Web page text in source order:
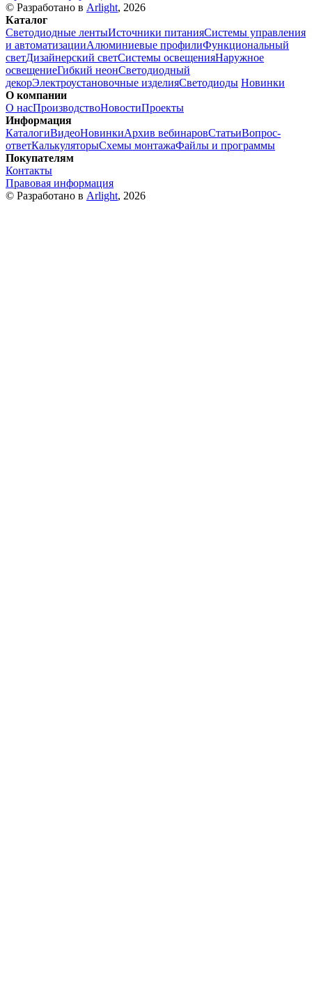
© Разработано в Arlight, 2026
Каталог
Светодиодные лентыИсточники питанияСистемы управления
и автоматизацииАлюминиевые профилиФункциональный
светДизайнерский светСистемы освещенияНаружное
освещениеГибкий неонСветодиодный
декорЭлектроустановочные изделияСветодиоды Новинки
О компании
О насПроизводствоНовостиПроекты
Информация
КаталогиВидеоНовинкиАрхив вебинаровСтатьиВопрос-
ответКалькуляторыСхемы монтажаФайлы и программы
Покупателям
Контакты
Правовая информация
© Разработано в Arlight, 2026